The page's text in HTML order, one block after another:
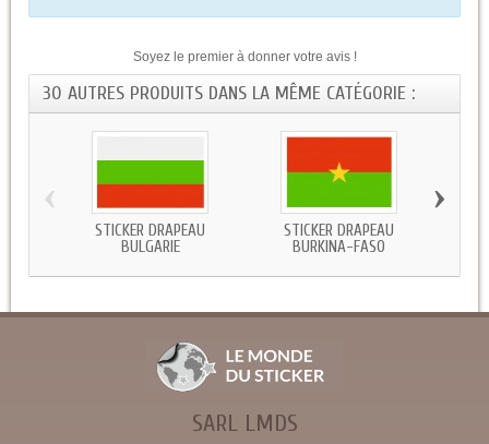
Soyez le premier à donner votre avis !
30 AUTRES PRODUITS DANS LA MÊME CATÉGORIE :
STICKER DRAPEAU
BULGARIE
STICKER DRAPEAU
BURKINA-FASO
‹ ›
SARL LMDS